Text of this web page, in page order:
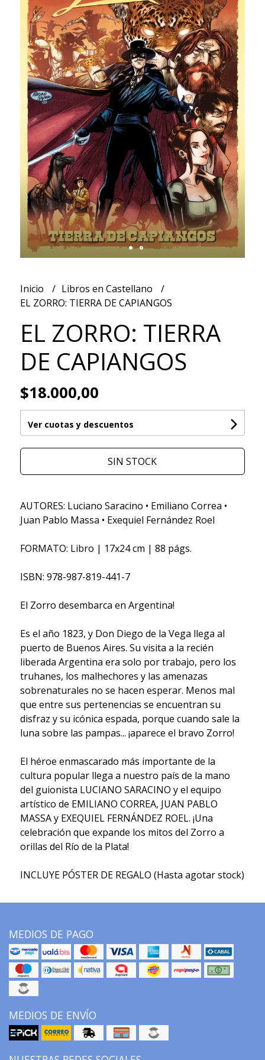
Inicio
Libros en Castellano
EL ZORRO: TIERRA DE CAPIANGOS
EL ZORRO: TIERRA
DE CAPIANGOS
$18.000,00
Ver cuotas y descuentos
SIN STOCK
AUTORES: Luciano Saracino • Emiliano Correa •
Juan Pablo Massa • Exequiel Fernández Roel
FORMATO: Libro | 17x24 cm | 88 págs.
ISBN: 978-987-819-441-7
El Zorro desembarca en Argentina!
Es el año 1823, y Don Diego de la Vega llega al
puerto de Buenos Aires. Su visita a la recién
liberada Argentina era solo por trabajo, pero los
truhanes, los malhechores y las amenazas
sobrenaturales no se hacen esperar. Menos mal
que entre sus pertenencias se encuentran su
disfraz y su icónica espada, porque cuando sale la
luna sobre las pampas... ¡aparece el bravo Zorro!
El héroe enmascarado más importante de la
cultura popular llega a nuestro país de la mano
del guionista LUCIANO SARACINO y el equipo
artístico de EMILIANO CORREA, JUAN PABLO
MASSA y EXEQUIEL FERNÁNDEZ ROEL. ¡Una
celebración que expande los mitos del Zorro a
orillas del Río de la Plata!
INCLUYE PÓSTER DE REGALO (Hasta agotar stock)
MEDIOS DE PAGO
MEDIOS DE ENVÍO